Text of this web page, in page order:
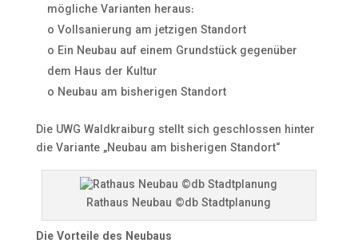
mögliche Varianten heraus:
o Vollsanierung am jetzigen Standort
o Ein Neubau auf einem Grundstück gegenüber
dem Haus der Kultur
o Neubau am bisherigen Standort
Die UWG Waldkraiburg stellt sich geschlossen hinter
die Variante „Neubau am bisherigen Standort“
Rathaus Neubau ©db Stadtplanung
Die Vorteile des Neubaus